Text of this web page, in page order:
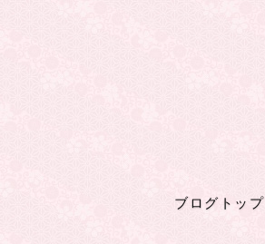
ブログトップ